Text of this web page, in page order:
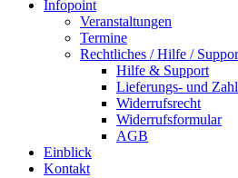
Infopoint
Veranstaltungen
Termine
Rechtliches / Hilfe /
Hilfe & Support
Lieferungs- und
Widerrufsrecht
Widerrufsformular
AGB
Einblick
Kontakt